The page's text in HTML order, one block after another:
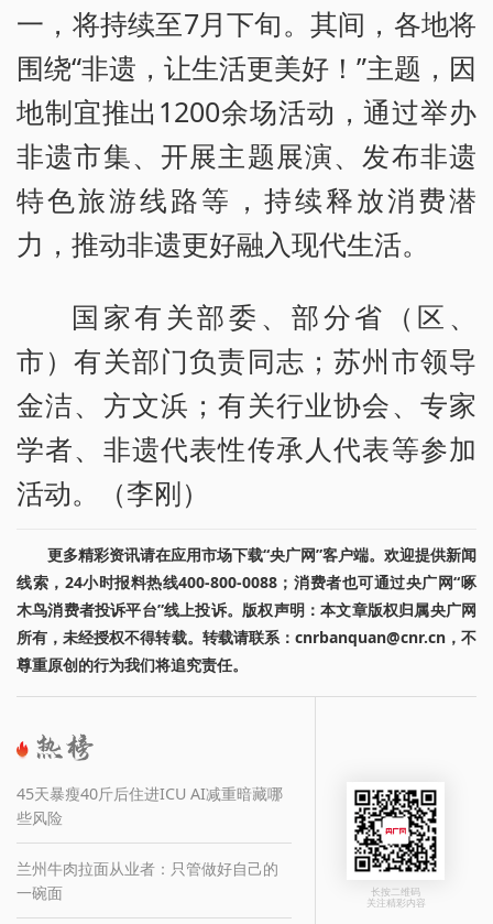
一，将持续至7月下旬。其间，各地将
围绕“非遗，让生活更美好！”主题，因
地制宜推出1200余场活动，通过举办
非遗市集、开展主题展演、发布非遗
特色旅游线路等，持续释放消费潜
力，推动非遗更好融入现代生活。
国家有关部委、部分省（区、
市）有关部门负责同志；苏州市领导
金洁、方文浜；有关行业协会、专家
学者、非遗代表性传承人代表等参加
活动。（李刚）
更多精彩资讯请在应用市场下载“央广网”客户端。欢迎提供新闻
线索，24小时报料热线400-800-0088；消费者也可通过央广网“啄
木鸟消费者投诉平台”线上投诉。版权声明：本文章版权归属央广网
所有，未经授权不得转载。转载请联系：cnrbanquan@cnr.cn，不
尊重原创的行为我们将追究责任。
45天暴瘦40斤后住进ICU AI减重暗藏哪
些风险
兰州牛肉拉面从业者：只管做好自己的
一碗面
长按二维码
关注精彩内容